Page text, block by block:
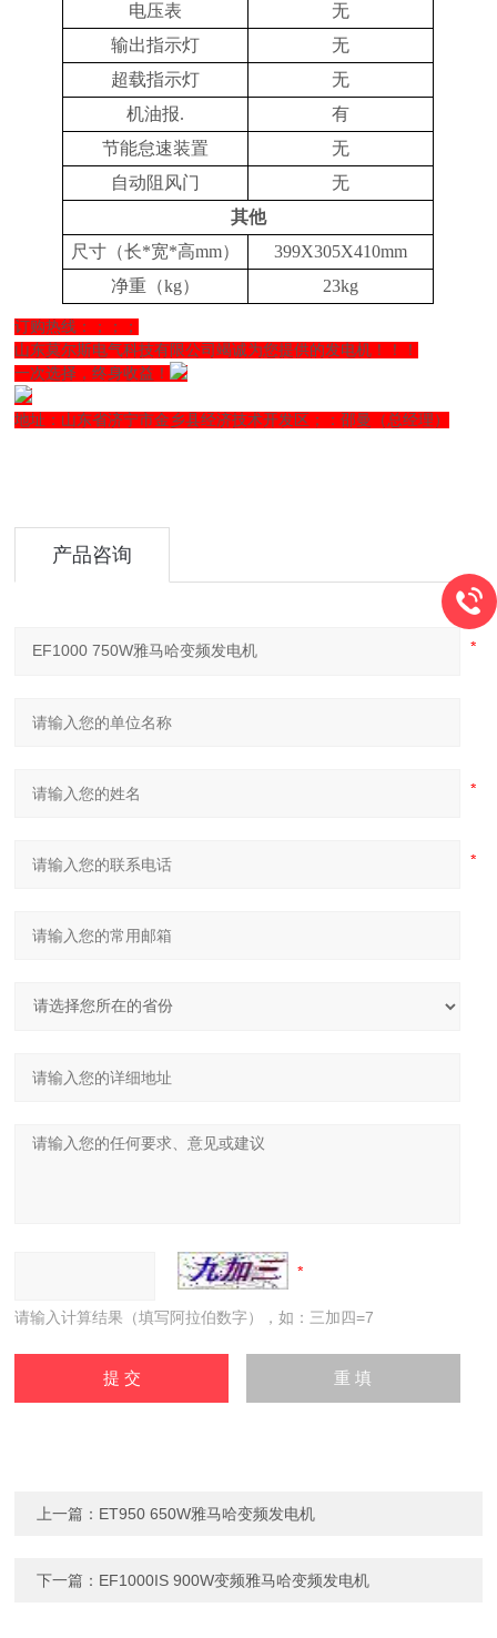
电压表
无
输出指示灯
无
超载指示灯
无
机油报.
有
节能怠速装置
无
自动阻风门
无
其他
尺寸（长*宽*高mm）
399X305X410mm
净重（kg）
23kg
订购热线： ； ；
；
山东莫尔斯电气科技有限公司竭诚为您提供的发电机！！！
一次选择，终身收益！
地址：山东省济宁市金乡县经济技术开发区；：邵曼（总经理）
产品咨询
请输入计算结果（填写阿拉伯数字），如：三加四=7
上一篇： ET950 650W雅马哈变频发电机
下一篇： EF1000IS 900W变频雅马哈变频发电机